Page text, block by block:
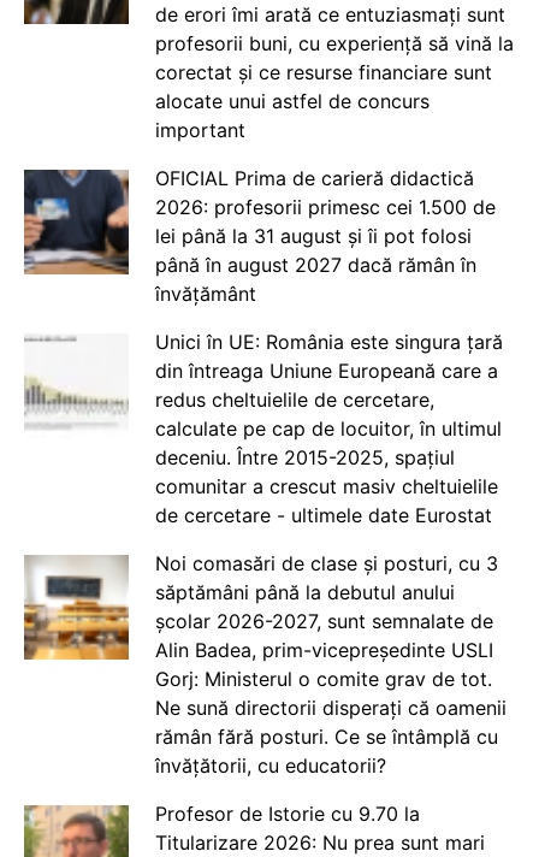
de erori îmi arată ce entuziasmați sunt
profesorii buni, cu experiență să vină la
corectat și ce resurse financiare sunt
alocate unui astfel de concurs
important
OFICIAL Prima de carieră didactică
2026: profesorii primesc cei 1.500 de
lei până la 31 august și îi pot folosi
până în august 2027 dacă rămân în
învățământ
Unici în UE: România este singura țară
din întreaga Uniune Europeană care a
redus cheltuielile de cercetare,
calculate pe cap de locuitor, în ultimul
deceniu. Între 2015-2025, spațiul
comunitar a crescut masiv cheltuielile
de cercetare - ultimele date Eurostat
Noi comasări de clase și posturi, cu 3
săptămâni până la debutul anului
școlar 2026-2027, sunt semnalate de
Alin Badea, prim-vicepreședinte USLI
Gorj: Ministerul o comite grav de tot.
Ne sună directorii disperați că oamenii
rămân fără posturi. Ce se întâmplă cu
învățătorii, cu educatorii?
Profesor de Istorie cu 9.70 la
Titularizare 2026: Nu prea sunt mari